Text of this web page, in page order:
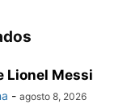
Lionel Messi
- agosto 8, 2026